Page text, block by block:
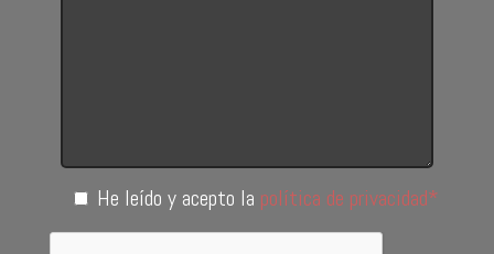
He leído y acepto la política de privacidad*